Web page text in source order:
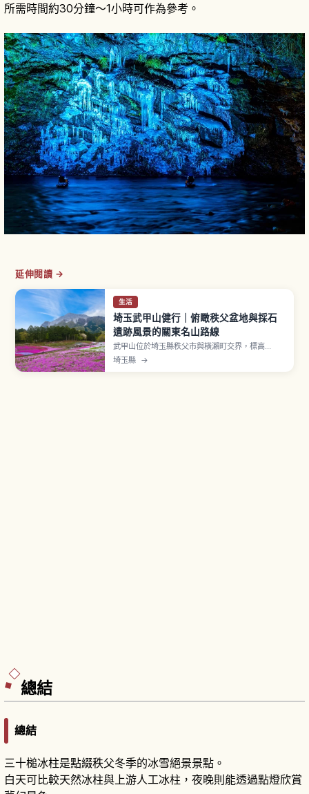
所需時間約30分鐘～1小時可作為參考。
延伸閱讀 →
生活
埼玉武甲山健行｜俯瞰秩父盆地與採石
遺跡風景的關東名山路線
武甲山位於埼玉縣秩父市與橫瀨町交界，標高
1,304公尺，矗立於秩父盆地南側，是秩父象徵性
埼玉縣 →
總結
總結
三十槌冰柱是點綴秩父冬季的冰雪絕景景點。
白天可比較天然冰柱與上游人工冰柱，夜晚則能透過點燈欣賞